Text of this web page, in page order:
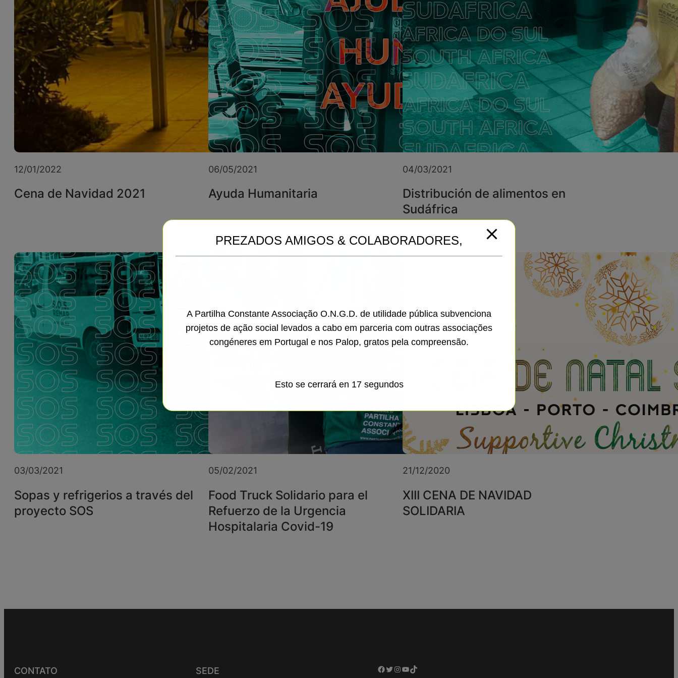
12/01/2022
Cena de Navidad 2021
06/05/2021
Ayuda Humanitaria
04/03/2021
Distribución de alimentos en
Sudáfrica
03/03/2021
Sopas y refrigerios a través del
proyecto SOS
05/02/2021
Food Truck Solidario para el
Refuerzo de la Urgencia
Hospitalaria Covid-19
21/12/2020
XIII CENA DE NAVIDAD
SOLIDARIA
CONTATO SEDE Facebook Twitter Instagram YouTube TikTok
PREZADOS AMIGOS & COLABORADORES,
A Partilha Constante Associação O.N.G.D. de utilidade pública subvenciona
projetos de ação social levados a cabo em parceria com outras associações
congéneres em Portugal e nos Palop, gratos pela compreensão.
Esto se cerrará en 16segundos